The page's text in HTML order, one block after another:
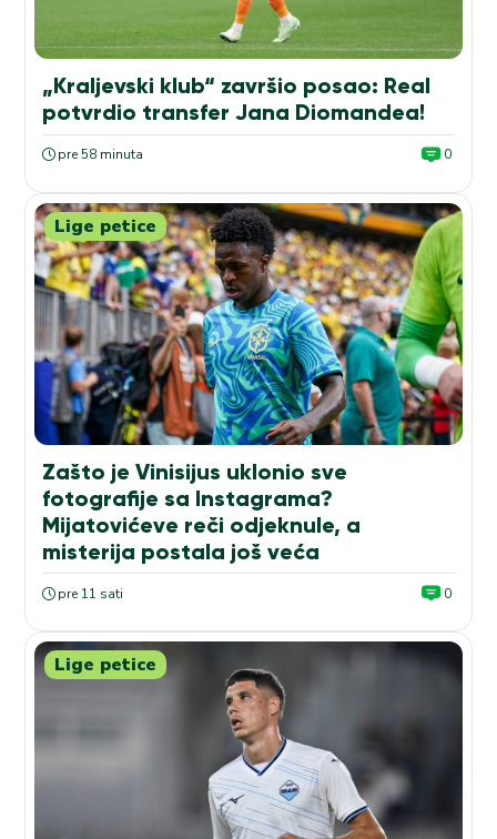
„Kraljevski klub“ završio posao: Real
potvrdio transfer Jana Diomandea!
pre 58 minuta 0
Lige petice
Zašto je Vinisijus uklonio sve
fotografije sa Instagrama?
Mijatovićeve reči odjeknule, a
misterija postala još veća
pre 11 sati 0
Lige petice